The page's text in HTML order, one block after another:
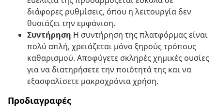
διάφορες ρυθμίσεις, όπου η λειτουργία δεν
θυσιάζει την εμφάνιση.
Συντήρηση Η συντήρηση της πλατφόρμας είναι
πολύ απλή, χρειάζεται μόνο ξηρούς τρόπους
καθαρισμού. Αποφύγετε σκληρές χημικές ουσίες
για να διατηρήσετε την ποιότητά της και να
εξασφαλίσετε μακροχρόνια χρήση.
Προδιαγραφές